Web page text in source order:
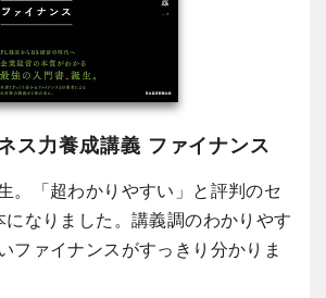
ス力養成講義 ファイナンス
。「超わかりやすい」と評判のセ
になりました。講義調のわかりやす
ファイナンスがすっきり分かりま